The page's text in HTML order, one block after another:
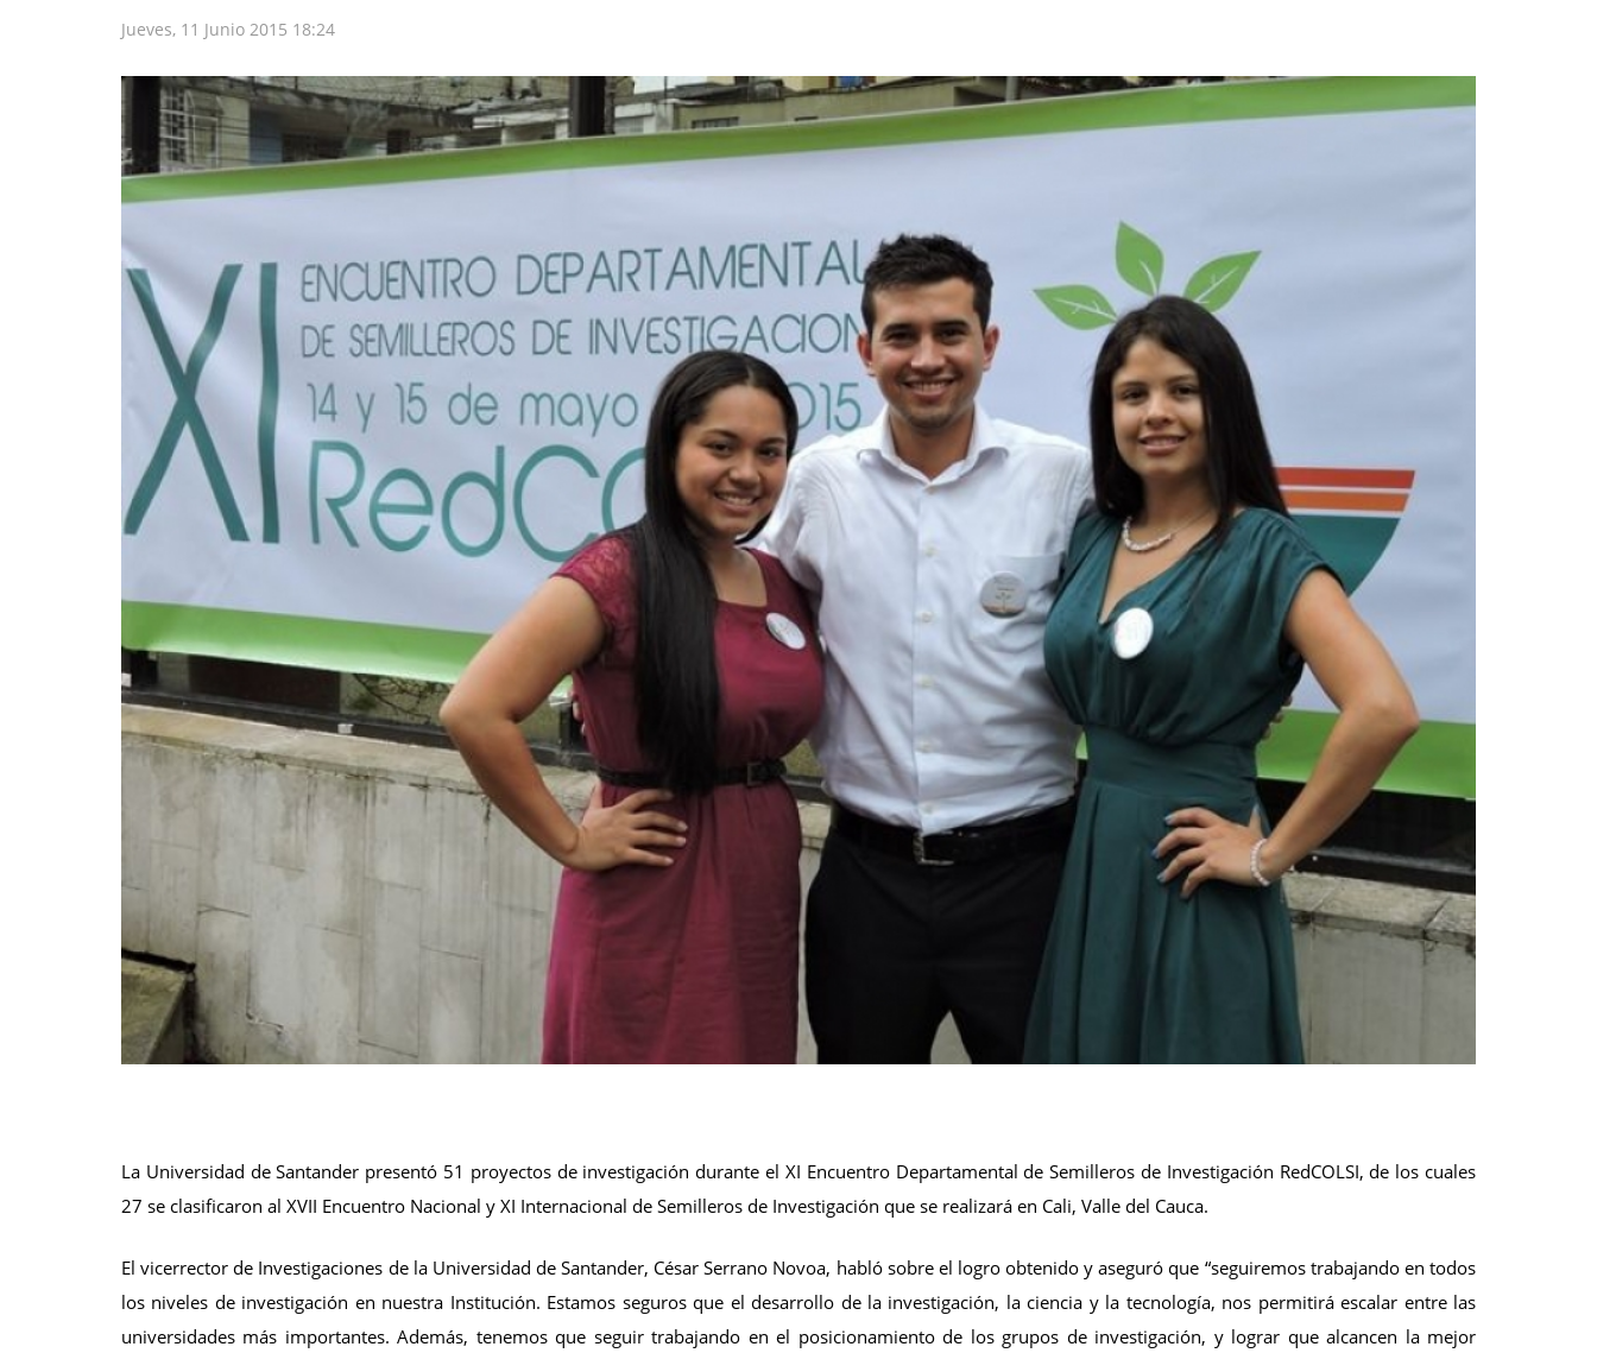
Jueves, 11 Junio 2015 18:24
La Universidad de Santander presentó 51 proyectos de investigación durante el XI Encuentro Departamental de Semilleros de Investigación RedCOLSI, de los cuales
27 se clasificaron al XVII Encuentro Nacional y XI Internacional de Semilleros de Investigación que se realizará en Cali, Valle del Cauca.
El vicerrector de Investigaciones de la Universidad de Santander, César Serrano Novoa, habló sobre el logro obtenido y aseguró que “seguiremos trabajando en todos
los niveles de investigación en nuestra Institución. Estamos seguros que el desarrollo de la investigación, la ciencia y la tecnología, nos permitirá escalar entre las
universidades más importantes. Además, tenemos que seguir trabajando en el posicionamiento de los grupos de investigación, y lograr que alcancen la mejor